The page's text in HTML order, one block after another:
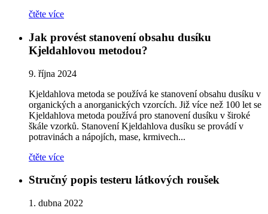
čtěte více
Jak provést stanovení obsahu dusíku
Kjeldahlovou metodou?
9. října 2024
Kjeldahlova metoda se používá ke stanovení obsahu dusíku v
organických a anorganických vzorcích. Již více než 100 let se
Kjeldahlova metoda používá pro stanovení dusíku v široké
škále vzorků. Stanovení Kjeldahlova dusíku se provádí v
potravinách a nápojích, mase, krmivech...
čtěte více
Stručný popis testeru látkových roušek
1. dubna 2022